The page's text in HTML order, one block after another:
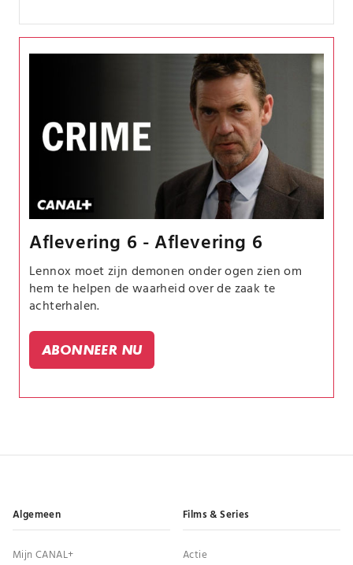
Aflevering 6 - Aflevering 6
Lennox moet zijn demonen onder ogen zien om
hem te helpen de waarheid over de zaak te
achterhalen.
ABONNEER NU
Algemeen
Mijn CANAL+
Films & Series
Actie